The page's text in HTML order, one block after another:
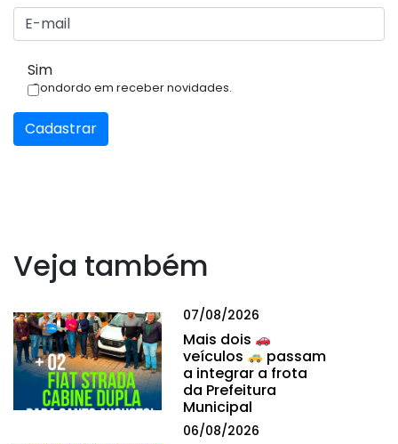
Sim
Condordo em receber novidades.
Cadastrar
Veja também
07/08/2026
Mais dois
veículos
passam
a integrar a frota
da Prefeitura
Municipal
06/08/2026